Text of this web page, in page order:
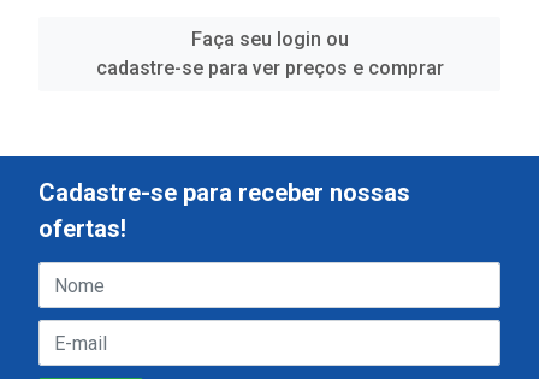
Faça seu login ou
cadastre-se para ver preços e comprar
Cadastre-se para receber nossas
ofertas!